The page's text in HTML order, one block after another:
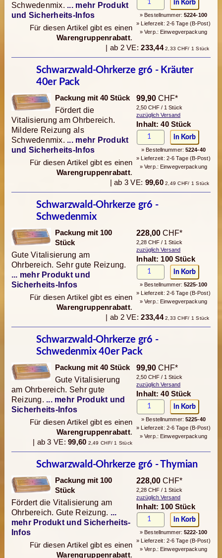
» Bestellnummer: 5224-100
» Lieferzeit: 2-6 Tage (B-Post)
» Verp.: Einwegverpackung
Schwedenmix. ... mehr Produkt
und Sicherheits-Infos
Für diesen Artikel gibt es einen
Warengruppenrabatt.
| ab 2 VE:233,442,33 CHF/ 1 Stück
Schwarzwald-Ohrkerze gr6 - Kräuter
40er Pack
99,90 CHF*
2,50 CHF / 1 Stück
zuzüglich Versand
Inhalt: 40 Stück
» Bestellnummer:5224-40
» Lieferzeit: 2-6 Tage (B-Post)
» Verp.: Einwegverpackung
Packung mit 40 Stück
Fördert die
Vitalisierung am Ohrbereich.
Mildere Reizung als
Schwedenmix. ... mehr Produkt
und Sicherheits-Infos
Für diesen Artikel gibt es einen
Warengruppenrabatt.
| ab 3 VE: 99,602,49 CHF/ 1 Stück
Schwarzwald-Ohrkerze gr6 -
Schwedenmix
228,00 CHF*
2,28 CHF / 1 Stück
zuzüglich Versand
Inhalt: 100 Stück
» Bestellnummer: 5225-100
» Lieferzeit: 2-6 Tage (B-Post)
» Verp.: Einwegverpackung
Packung mit 100
Stück
Gute Vitalisierung am
Ohrbereich. Sehr gute Reizung.
... mehr Produkt und
Sicherheits-Infos
Für diesen Artikel gibt es einen
Warengruppenrabatt.
| ab 2 VE:233,442,33 CHF/ 1 Stück
Schwarzwald-Ohrkerze gr6 -
Schwedenmix 40er Pack
99,90 CHF*
2,50 CHF / 1 Stück
zuzüglich Versand
Inhalt: 40 Stück
» Bestellnummer:5225-40
» Lieferzeit: 2-6 Tage (B-Post)
» Verp.: Einwegverpackung
Packung mit 40 Stück
Gute Vitalisierung
am Ohrbereich. Sehr gute
Reizung. ... mehr Produkt und
Sicherheits-Infos
Für diesen Artikel gibt es einen
Warengruppenrabatt.
| ab 3 VE:99,60 2,49 CHF/ 1 Stück
Schwarzwald-Ohrkerze gr6 - Thymian
228,00 CHF*
2,28 CHF / 1 Stück
zuzüglich Versand
Inhalt: 100 Stück
» Bestellnummer: 5222-100
» Lieferzeit: 2-6 Tage (B-Post)
» Verp.: Einwegverpackung
Packung mit 100
Stück
Fördert die Vitalisierung am
Ohrbereich. Gute Reizung. ...
mehr Produkt und Sicherheits-
Infos
Für diesen Artikel gibt es einen
Warengruppenrabatt.